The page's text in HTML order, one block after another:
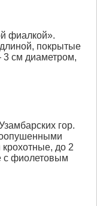
фиалкой».
покрытые
см диаметром,
гор.
до 2
с фиолетовым